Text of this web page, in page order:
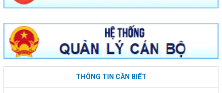
THÔNG TIN CẦN BIẾT